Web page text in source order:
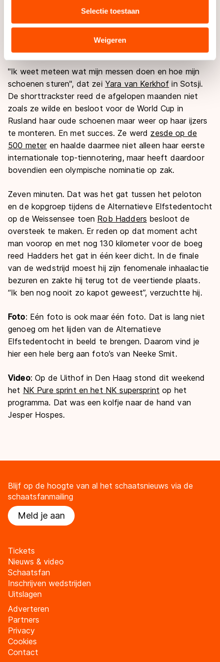
combineren met andere gegevens die u aan hen heeft
verstrekt of die zij hebben verzameld via hun services.
Sommige partners kunnen gegevens doorgeven aan
landen buiten de EU, zoals de VS, waar mogelijk geen
adequaat beschermingsniveau geldt volgens de GDPR.
Door op ‘Toestaan’ te klikken, stemt u in met deze
overdracht. Meer informatie vindt u in onscookiebeleid
Selectie toestaan
Weigeren
. "Het is vermoeiend. Het wordt een sleur. Je rijdt
steeds finales, maar het resultaat is er net niet",stelde
. "Mentaal is het moeilijk om je steeds
"Ik weet meteen wat mijn messen doen en hoe mijn
schoenen sturen", dat zei Yara van Kerkhof in Sotsji.
De shorttrackster reed de afgelopen maanden niet
zoals ze wilde en besloot voor de World Cup in
Rusland haar oude schoenen maar weer op haar ijzers
te monteren. En met succes. Ze werd zesde op de
500 meteren haalde daarmee niet alleen haar eerste
internationale top-tiennotering, maar heeft daardoor
bovendien een olympische nominatie op zak.
Zeven minuten. Dat was het gat tussen het peloton
en de kopgroep tijdens de Alternatieve Elfstedentocht
op de Weissensee toen Rob Hadders besloot de
oversteek te maken. Er reden op dat moment acht
man voorop en met nog 130 kilometer voor de boeg
reed Hadders het gat in één keer dicht. In de finale
van de wedstrijd moest hij zijn fenomenale inhaalactie
bezuren en zakte hij terug tot de veertiende plaats.
“Ik ben nog nooit zo kapot geweest”, verzuchtte hij.
Foto: Eén foto is ook maar één foto. Dat is lang niet
genoeg om het lijden van de Alternatieve
Elfstedentocht in beeld te brengen. Daarom vind je
hier een hele berg aan foto’s van Neeke Smit.
Video: Op de Uithof in Den Haag stond dit weekend
het NK Pure sprint en het NK supersprint op het
programma. Dat was een kolfje naar de hand van
Jesper Hospes.
Blijf op de hoogte van al het schaatsnieuws via de
schaatsfanmailing
Meld je aan
Tickets
Nieuws & video
Schaatsfan
Inschrijven wedstrijden
Uitslagen
Adverteren
Partners
Privacy
Cookies
Contact